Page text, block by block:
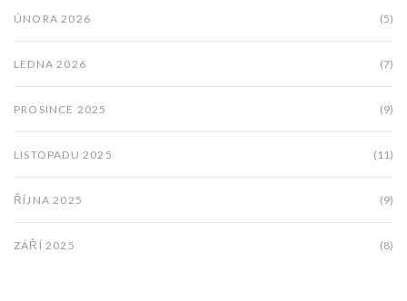
ÚNORA 2026 (5)
LEDNA 2026 (7)
PROSINCE 2025 (9)
LISTOPADU 2025 (11)
ŘÍJNA 2025 (9)
ZÁŘÍ 2025 (8)